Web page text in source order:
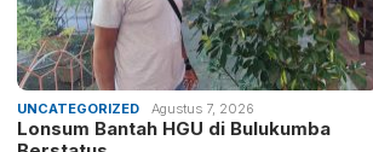
UNCATEGORIZED Agustus 7, 2026
Lonsum Bantah HGU di Bulukumba